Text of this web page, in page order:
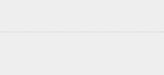
并非一本单一的作品，而是由多个部分组成，大
用和占星术，导致地上的罪恶泛滥。 神最终审判
的众子”相呼应 ，表明堕落天使的故事在犹太传
时候，神的众子看见人的女子美貌，就随意挑选